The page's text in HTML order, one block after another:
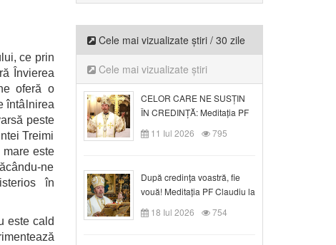
ce prin
Învierea
oferă o
întâlnirea
peste
Treimi
este
ne
în
este cald
Cele mai vizualizate știri / 30 zile
Cele mai vizualizate știri
CELOR CARE NE SUSȚIN
ÎN CREDINȚĂ: Meditația PF
Claudiu la Duminica a VI-a
după Rusalii
11 Iul 2026 795
După credinţa voastră, fie
vouă! Meditația PF Claudiu la
duminica a VII-a după Rusalii
18 Iul 2026 754